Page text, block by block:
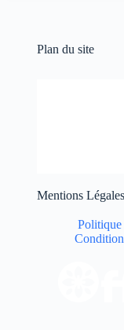
Plan du site
Mentions Légales
Politique